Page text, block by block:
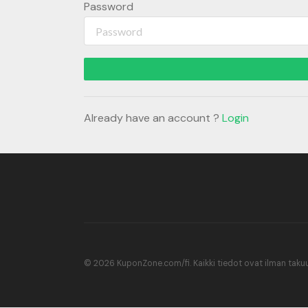
Password
Already have an account ? Login
© 2026 KuponZone.com/fi. Kaikki tiedot ovat ilman